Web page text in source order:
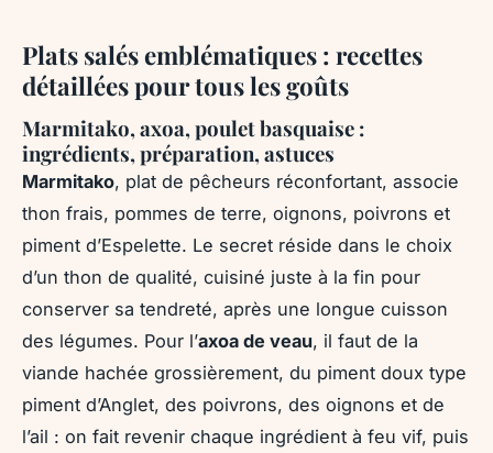
Plats salés emblématiques : recettes
détaillées pour tous les goûts
Marmitako, axoa, poulet basquaise :
ingrédients, préparation, astuces
Marmitako, plat de pêcheurs réconfortant, associe
thon frais, pommes de terre, oignons, poivrons et
piment d’Espelette. Le secret réside dans le choix
d’un thon de qualité, cuisiné juste à la fin pour
conserver sa tendreté, après une longue cuisson
des légumes. Pour l’axoa de veau, il faut de la
viande hachée grossièrement, du piment doux type
piment d’Anglet, des poivrons, des oignons et de
l’ail : on fait revenir chaque ingrédient à feu vif, puis